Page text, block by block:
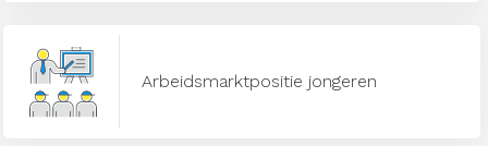
Arbeidsmarktpositie jongeren